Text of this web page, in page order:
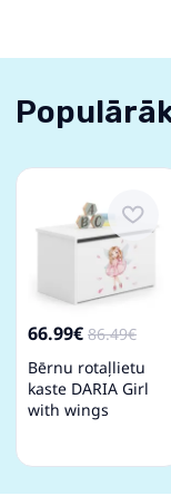
66.99€ 86.49€
Bērnu rotaļlietu
kaste DARIA Girl
with wings